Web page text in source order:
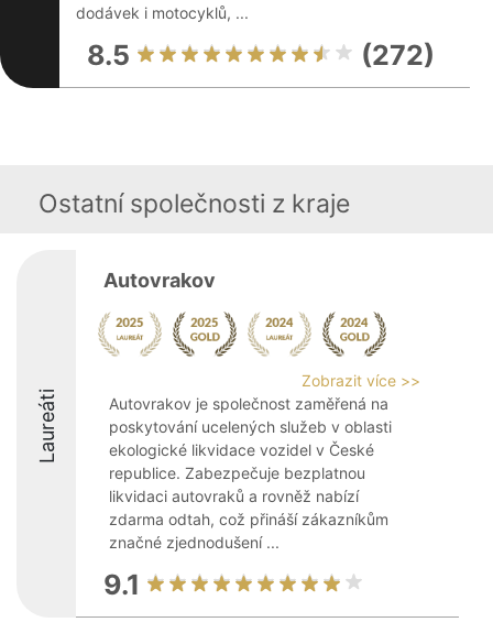
dodávek i motocyklů, ...
8.5 (272)
Ostatní společnosti z kraje
Laureáti
Autovrakov
Zobrazit více >>
Autovrakov je společnost zaměřená na
poskytování ucelených služeb v oblasti
ekologické likvidace vozidel v České
republice. Zabezpečuje bezplatnou
likvidaci autovraků a rovněž nabízí
zdarma odtah, což přináší zákazníkům
značné zjednodušení ...
9.1